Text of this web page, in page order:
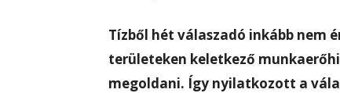
Tízből hét válaszadó inkább nem
területeken keletkező
megoldani. Így nyilatkozott a